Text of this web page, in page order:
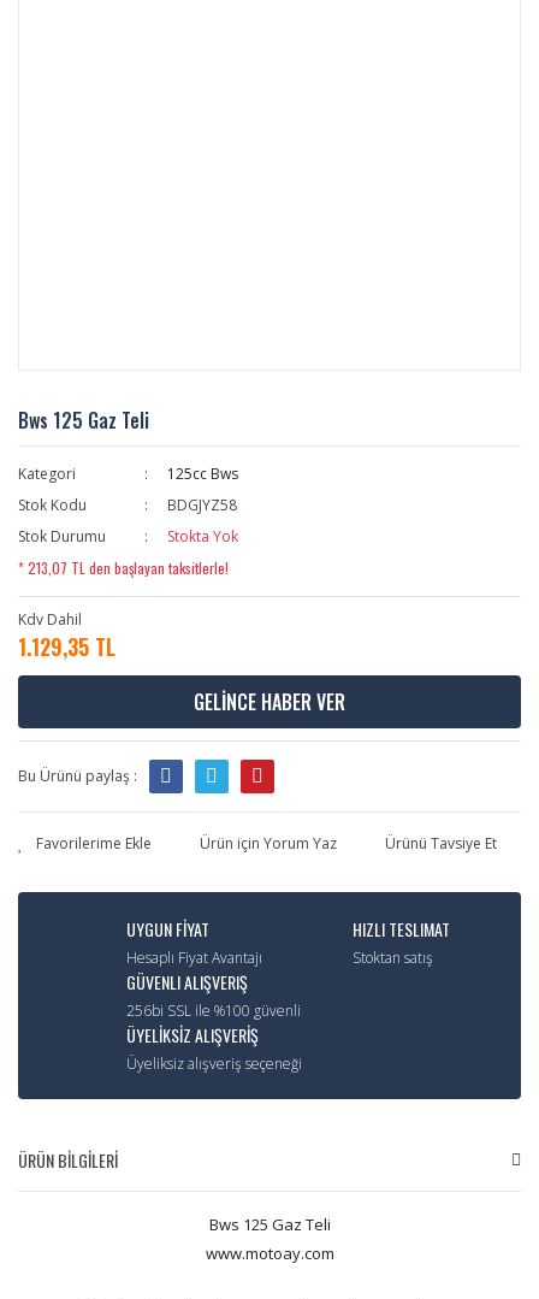
Bws 125 Gaz Teli
Kategori
125cc Bws
Stok Kodu
BDGJYZ58
Stok Durumu
Stokta Yok
* 213,07 TL den başlayan taksitlerle!
Kdv Dahil
1.129,35 TL
GELİNCE HABER VER
Bu Ürünü paylaş :
Ürün için Yorum Yaz Ürünü Tavsiye Et
UYGUN FİYAT
Hesaplı Fiyat Avantajı
HIZLI TESLIMAT
Stoktan satış
GÜVENLI ALIŞVERIŞ
256bi SSL ile %100 güvenli
ÜYELİKSİZ ALIŞVERİŞ
Üyeliksiz alışveriş seçeneği
ÜRÜN BİLGİLERİ
Bws 125 Gaz Teli
www.motoay.com